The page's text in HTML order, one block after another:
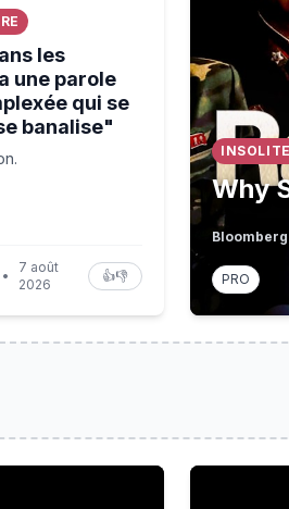
les
une parole
qui se
banalise"
•
7 août
2026
👍👎
Why
PRO
randonner en sécuritéLe monde